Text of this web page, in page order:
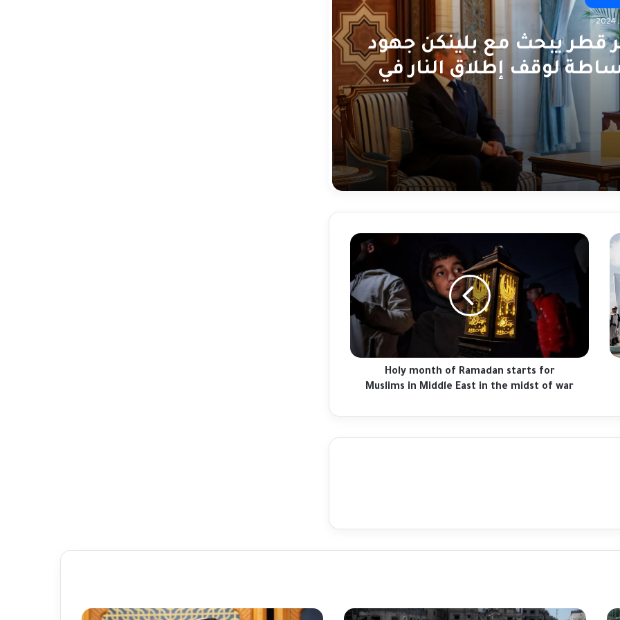
قطر يبحث مع بلينكن جهود
لوقف إطلاق النار في
Holy
of
Muslims
Middle
midst
Holy month of Ramadan starts for
Muslims in Middle East in the midst of war